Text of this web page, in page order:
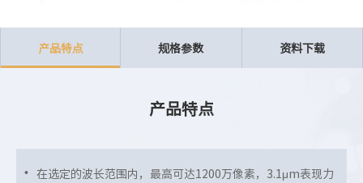
产品特点 规格参数 资料下载
产品特点
在选定的波长范围内，最高可达1200万像素，3.1μm表现力